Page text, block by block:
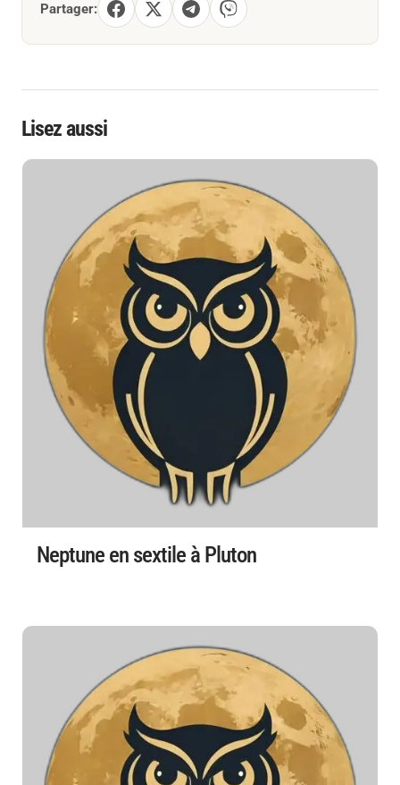
Partager:
Lisez aussi
Neptune en sextile à Pluton